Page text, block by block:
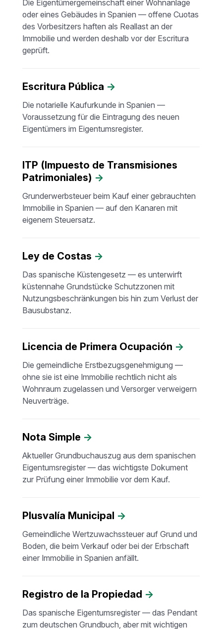
Die Eigentümergemeinschaft einer Wohnanlage
oder eines Gebäudes in Spanien — offene Cuotas
des Vorbesitzers haften als Reallast an der
Immobilie und werden deshalb vor der Escritura
geprüft.
Escritura Pública →
Die notarielle Kaufurkunde in Spanien —
Voraussetzung für die Eintragung des neuen
Eigentümers im Eigentumsregister.
ITP (Impuesto de Transmisiones
Patrimoniales) →
Grunderwerbsteuer beim Kauf einer gebrauchten
Immobilie in Spanien — auf den Kanaren mit
eigenem Steuersatz.
Ley de Costas →
Das spanische Küstengesetz — es unterwirft
küstennahe Grundstücke Schutzzonen mit
Nutzungsbeschränkungen bis hin zum Verlust der
Bausubstanz.
Licencia de Primera Ocupación →
Die gemeindliche Erstbezugsgenehmigung —
ohne sie ist eine Immobilie rechtlich nicht als
Wohnraum zugelassen und Versorger verweigern
Neuverträge.
Nota Simple →
Aktueller Grundbuchauszug aus dem spanischen
Eigentumsregister — das wichtigste Dokument
zur Prüfung einer Immobilie vor dem Kauf.
Plusvalía Municipal →
Gemeindliche Wertzuwachssteuer auf Grund und
Boden, die beim Verkauf oder bei der Erbschaft
einer Immobilie in Spanien anfällt.
Registro de la Propiedad →
Das spanische Eigentumsregister — das Pendant
zum deutschen Grundbuch, aber mit wichtigen